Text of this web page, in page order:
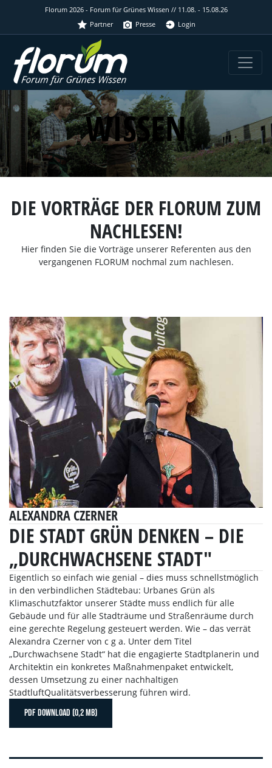
Florum 2026 - Forum für Grünes Wissen // 11.08. - 15.08.26
Partner
Presse Login
WISSEN
DIE VORTRÄGE DER FLORUM ZUM
NACHLESEN!
Hier finden Sie die Vorträge unserer Referenten aus den
vergangenen FLORUM nochmal zum nachlesen.
ALEXANDRA CZERNER
DIE STADT GRÜN DENKEN – DIE
„DURCHWACHSENE STADT"
Eigentlich so einfach wie genial – dies muss schnellstmöglich
in den verbindlichen Städtebau: Urbanes Grün als
Klimaschutzfaktor unserer Städte muss endlich für alle
Gebäude und für alle Stadträume und Straßenräume durch
eine gerechte Regelung gesteuert werden. Wie – das verrät
Alexandra Czerner von c g a. Unter dem Titel
„Durchwachsene Stadt“ hat die engagierte Stadtplanerin und
Architektin ein konkretes Maßnahmenpaket entwickelt,
dessen Umsetzung zu einer nachhaltigen
StadtluftQualitätsverbesserung führen wird.
PDF DOWNLOAD (0,2 MB)